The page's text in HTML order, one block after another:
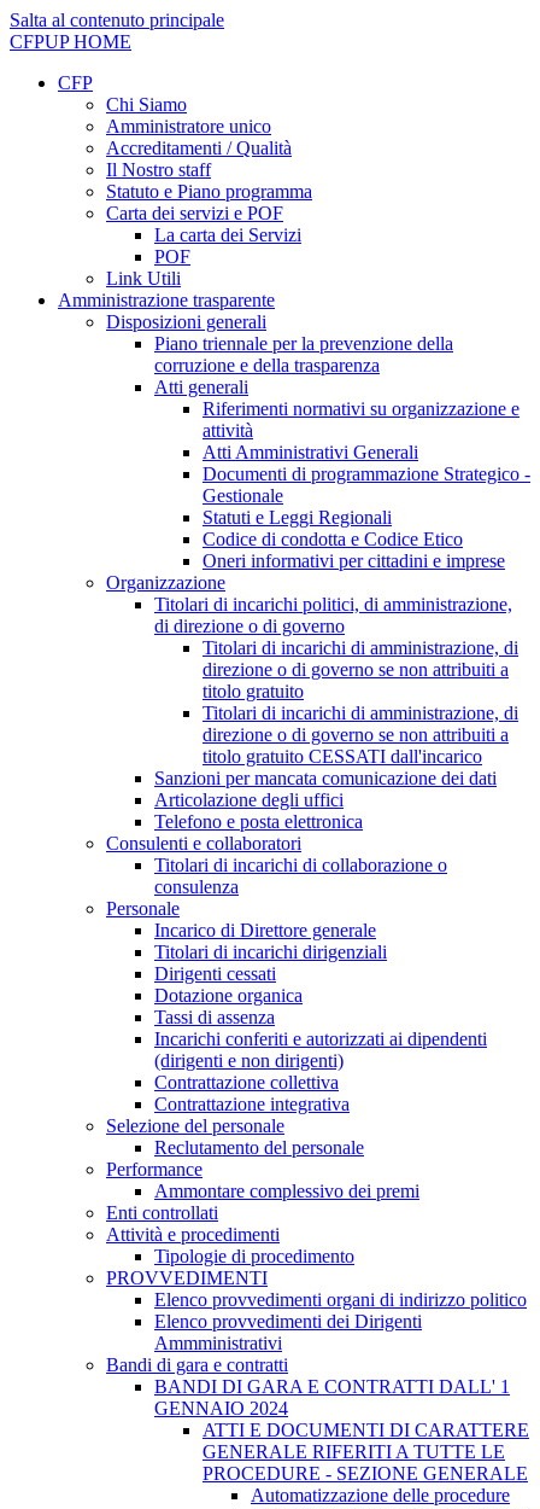
Salta al contenuto principale
CFPUPHOME
CFP
Chi Siamo
Amministratore unico
Accreditamenti / Qualità
Il Nostro staff
Statuto e Piano programma
Carta dei servizi e POF
La carta dei Servizi
POF
Link Utili
Amministrazione trasparente
Disposizioni generali
Piano triennale per la prevenzione della
corruzione e della trasparenza
Atti generali
Riferimenti normativi su organizzazione e
attività
Atti Amministrativi Generali
Documenti di programmazione Strategico -
Gestionale
Statuti e Leggi Regionali
Codice di condotta e Codice Etico
Oneri informativi per cittadini e imprese
Organizzazione
Titolari di incarichi politici, di amministrazione,
di direzione o di governo
Titolari di incarichi di amministrazione, di
direzione o di governo se non attribuiti a
titolo gratuito
Titolari di incarichi di amministrazione, di
direzione o di governo se non attribuiti a
titolo gratuito CESSATI dall'incarico
Sanzioni per mancata comunicazione dei dati
Articolazione degli uffici
Telefono e posta elettronica
Consulenti e collaboratori
Titolari di incarichi di collaborazione o
consulenza
Personale
Incarico di Direttore generale
Titolari di incarichi dirigenziali
Dirigenti cessati
Dotazione organica
Tassi di assenza
Incarichi conferiti e autorizzati ai dipendenti
(dirigenti e non dirigenti)
Contrattazione collettiva
Contrattazione integrativa
Selezione del personale
Reclutamento del personale
Performance
Ammontare complessivo dei premi
Enti controllati
Attività e procedimenti
Tipologie di procedimento
PROVVEDIMENTI
Elenco provvedimenti organi di indirizzo politico
Elenco provvedimenti dei Dirigenti
Ammministrativi
Bandi di gara e contratti
BANDI DI GARA E CONTRATTI DALL' 1
GENNAIO 2024
ATTI E DOCUMENTI DI CARATTERE
GENERALE RIFERITI A TUTTE LE
PROCEDURE - SEZIONE GENERALE
Automatizzazione delle procedure